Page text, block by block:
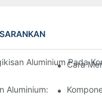
Aluminium Pada
Cara
Aluminium: Kustomisasi